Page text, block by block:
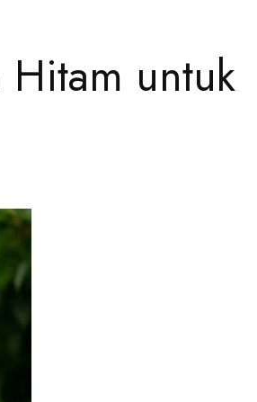
Hitam untuk